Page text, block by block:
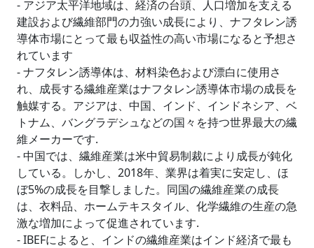
- アジア太平洋地域は、経済の台頭、人口増加を支える
建設および繊維部門の力強い成長により、ナフタレン誘
導体市場にとって最も収益性の高い市場になると予想さ
れています
- ナフタレン誘導体は、材料染色および漂白に使用さ
れ、成長する繊維産業はナフタレン誘導体市場の成長を
触媒する。アジアは、中国、インド、インドネシア、ベ
トナム、バングラデシュなどの国々を持つ世界最大の繊
維メーカーです.
- 中国では、繊維産業は米中貿易制裁により成長が鈍化
している。しかし、2018年、業界は着実に安定し、ほ
ぼ5%の成長を目撃しました。同国の繊維産業の成長
は、衣料品、ホームテキスタイル、化学繊維の生産の急
激な増加によって促進されています.
- IBEFによると、インドの繊維産業はインド経済で最も